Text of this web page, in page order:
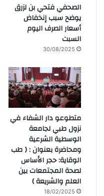
الصحفي فتحي بن لزرق
يوضح سبب إنخفاض
أسعار الصرف اليوم
السبت
30/08/2025
متطوعو دار الشفاء في
نزول طبي لجامعة
الوسطية الشرعية
ومحاضرة بعنوان : ( طب
الوقاية: حجر الأساس
لصحة المجتمعات بين
العلم والشريعة )
18/02/2025